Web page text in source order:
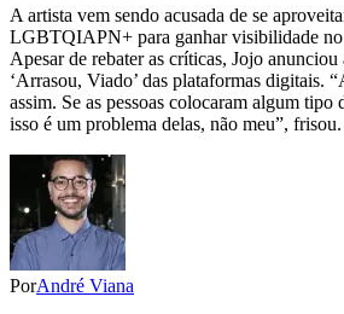
A artista vem sendo acusada de se
LGBTQIAPN+ para ganhar visibilidade
Apesar de rebater as críticas, Jojo anunciou
‘Arrasou, Viado’ das plataformas digitais.
assim. Se as pessoas colocaram algum tipo
isso é um problema delas, não meu”, frisou.
PorAndré Viana